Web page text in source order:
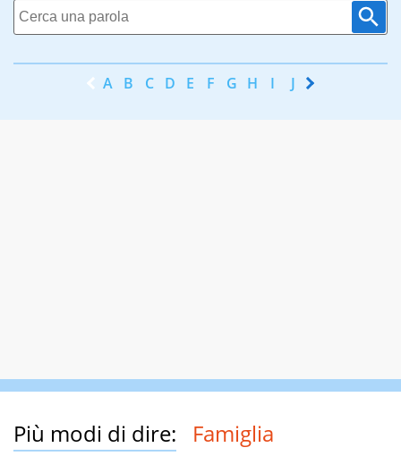
A B C D E F G H I J K
Più modi di dire: Famiglia